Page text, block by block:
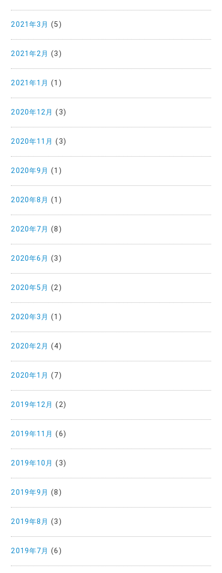
2021年3月 (5)
2021年2月 (3)
2021年1月 (1)
2020年12月 (3)
2020年11月 (3)
2020年9月 (1)
2020年8月 (1)
2020年7月 (8)
2020年6月 (3)
2020年5月 (2)
2020年3月 (1)
2020年2月 (4)
2020年1月 (7)
2019年12月 (2)
2019年11月 (6)
2019年10月 (3)
2019年9月 (8)
2019年8月 (3)
2019年7月 (6)